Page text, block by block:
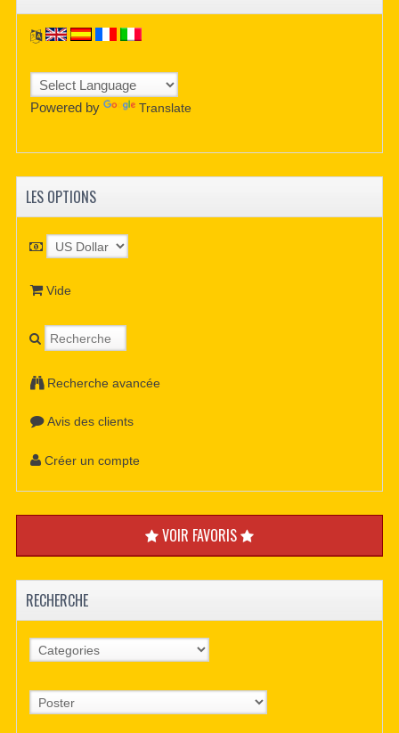
Powered by Translate
LES OPTIONS
Vide
Recherche avancée
Avis des clients
Créer un compte
VOIR FAVORIS
RECHERCHE